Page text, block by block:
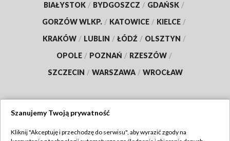
BIAŁYSTOK / BYDGOSZCZ / GDAŃSK /
GORZÓW WLKP. / KATOWICE / KIELCE /
KRAKÓW / LUBLIN / ŁÓDŹ / OLSZTYN /
OPOLE / POZNAŃ / RZESZÓW /
SZCZECIN / WARSZAWA / WROCŁAW
Szanujemy Twoją prywatność
Kliknij "Akceptuję i przechodzę do serwisu", aby wyrazić zgody na